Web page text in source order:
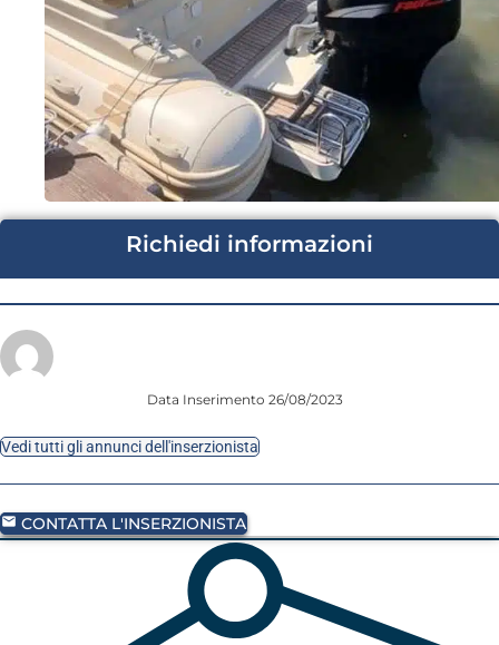
Richiedi informazioni
Data Inserimento 26/08/2023
Vedi tutti gli annunci dell'inserzionista
CONTATTA L'INSERZIONISTA